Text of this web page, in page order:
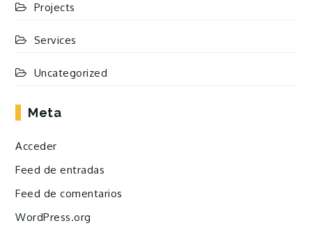
Projects
Services
Uncategorized
Meta
Acceder
Feed de entradas
Feed de comentarios
WordPress.org